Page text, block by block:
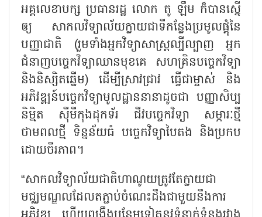
អគ្គលេខាបក្ស ប្រធានរដ្ឋ​ លោក តូ ឡឹម ក៏បានស្នើ
ឲ្យ សាកលវិទ្យាល័យក្លាយជាទីកន្លែងប្រមូលផ្ដុំនៃ
បញ្ញាជាតិ (រួមទាំងអ្នកវិទ្យាសាស្ត្រល្បីល្បាញ អ្នក
ជំនាញបច្ចេកវិទ្យាឈានមុខគេ សហគ្រិនបច្ចេកវិទ្យា
និងនិស្សិតឆ្នើម) ដើម្បីស្រាវជ្រាវ ធ្វើជាម្ចាស់ និង
អភិវឌ្ឍន៍បច្ចេកវិទ្យាមូលដ្ឋាននានាដូចជា បញ្ញាសិប្ប
និម្មិត ស៊ីមីកុងដុកទ័រ ជីវបច្ចេកវិទ្យា សម្ភារៈថ្មី
ថាមពលថ្មី ទិន្នន័យធំ បច្ចេកវិទ្យាបៃតង និងប្រកប
ដោយចីរភាព។
“សាកលវិទ្យាល័យជាតិហាណូយត្រូវតែក្លាយជា
មជ្ឈមណ្ឌលដែលតភ្ជាប់ចំណេះដឹងជាមួយនឹងការ